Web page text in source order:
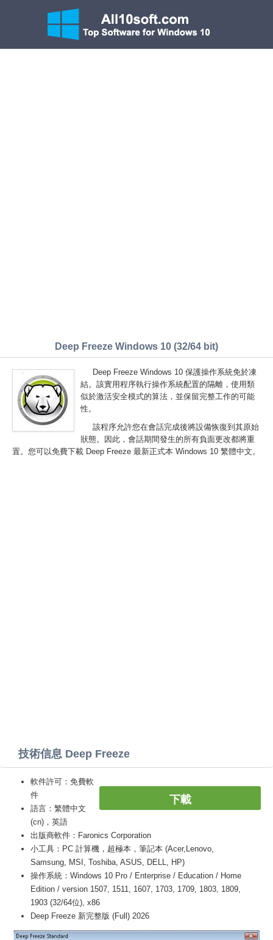
Deep Freeze Windows 10 (32/64 bit)
Deep Freeze Windows 10 保護操作系統免於凍
結。該實用程序執行操作系統配置的隔離，使用類
似於激活安全模式的算法，並保留完整工作的可能
性。
該程序允許您在會話完成後將設備恢復到其原始
狀態。因此，會話期間發生的所有負面更改都將重
置。您可以免費下載 Deep Freeze 最新正式本 Windows 10 繁體中文。
技術信息 Deep Freeze
下載
軟件許可：免費軟
件
語言：繁體中文
(cn)，英語
出版商軟件：Faronics Corporation
小工具：PC 計算機，超極本，筆記本 (Acer,Lenovo,
Samsung, MSI, Toshiba, ASUS, DELL, HP)
操作系統：Windows 10 Pro / Enterprise / Education / Home
Edition / version 1507, 1511, 1607, 1703, 1709, 1803, 1809,
1903 (32/64位), x86
Deep Freeze 新完整版 (Full) 2026